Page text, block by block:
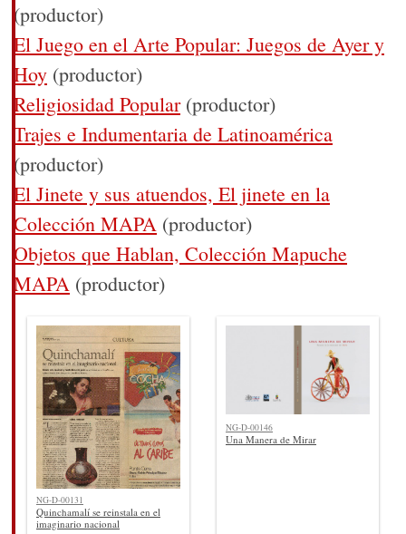
(productor)
El Juego en el Arte Popular: Juegos de Ayer y
Hoy (productor)
Religiosidad Popular(productor)
Trajes e Indumentaria de Latinoamérica
(productor)
El Jinete y sus atuendos, El jinete en la
Colección MAPA (productor)
Objetos que Hablan, Colección Mapuche
MAPA (productor)
NG-D-00131
Quinchamalí se reinstala en el
imaginario nacional
NG-D-00146
Una Manera de Mirar